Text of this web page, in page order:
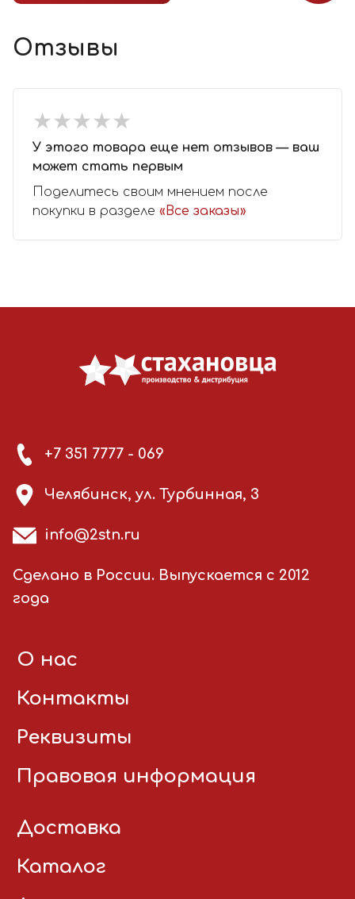
Отзывы
★★★★★
★★★★★
У этого товара еще нет отзывов — ваш
может стать первым
Поделитесь своим мнением после
покупки в разделе «Все заказы»
+7 351 7777 - 069
Челябинск, ул. Турбинная, 3
info@2stn.ru
Сделано в России. Выпускается с 2012
года
О нас
Контакты
Реквизиты
Правовая информация
Доставка
Каталог